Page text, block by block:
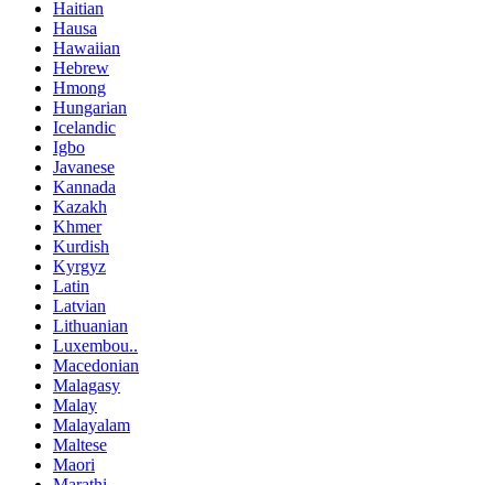
Haitian
Hausa
Hawaiian
Hebrew
Hmong
Hungarian
Icelandic
Igbo
Javanese
Kannada
Kazakh
Khmer
Kurdish
Kyrgyz
Latin
Latvian
Lithuanian
Luxembou..
Macedonian
Malagasy
Malay
Malayalam
Maltese
Maori